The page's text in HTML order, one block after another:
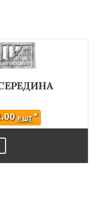
Р.ШТ*